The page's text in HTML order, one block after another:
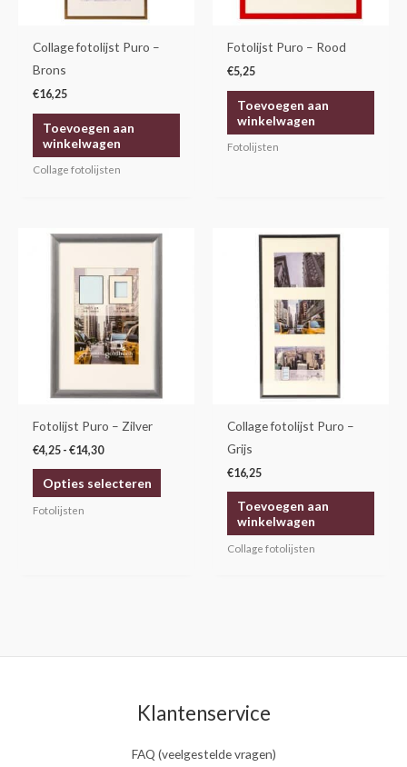
Collage fotolijst Puro –
Brons
€16,25
Toevoegen aan
winkelwagen
Collage fotolijsten
Fotolijst Puro – Rood
€5,25
Toevoegen aan
winkelwagen
Fotolijsten
Fotolijst Puro – Zilver
€4,25 - €14,30
Prijsklasse:
€4,25
€14,30
Opties selecteren
Dit
kan
op
productpagina
Fotolijsten
Collage fotolijst Puro –
Grijs
€16,25
Toevoegen aan
winkelwagen
Collage fotolijsten
Klantenservice
FAQ (veelgestelde vragen)